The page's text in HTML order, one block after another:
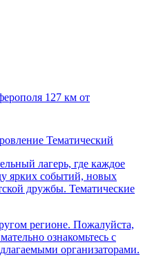
127 км от
Тематический
лагерь, где каждое
ярких событий, новых
дружбы. Тематические
регионе. Пожалуйста,
ознакомьтесь с
организаторами.